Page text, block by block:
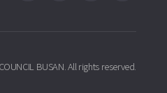
BUSAN. All rights reserved.